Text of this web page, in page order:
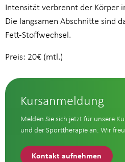
Intensität verbrennt der Körper
Die langsamen Abschnitte sind
Fett-Stoffwechsel.
Preis: 20€ (mtl.)
Kursanmeldung
Melden Sie sich jetzt für unsere
und der Sporttherapie an. Wir
Kontakt aufnehmen